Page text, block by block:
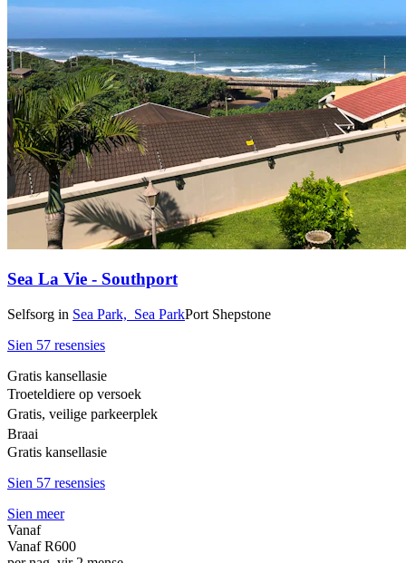
Sea La Vie - Southport
Selfsorg in Sea Park, Sea ParkPort Shepstone
Sien 57 resensies
Gratis kansellasie
Troeteldiere op versoek
Gratis, veilige parkeerplek
Braai
Gratis kansellasie
Sien 57 resensies
Sien meer
Vanaf
Vanaf R600